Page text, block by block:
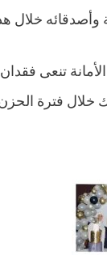
وأصدقائه
الأمانة تنعى
خلال فترة